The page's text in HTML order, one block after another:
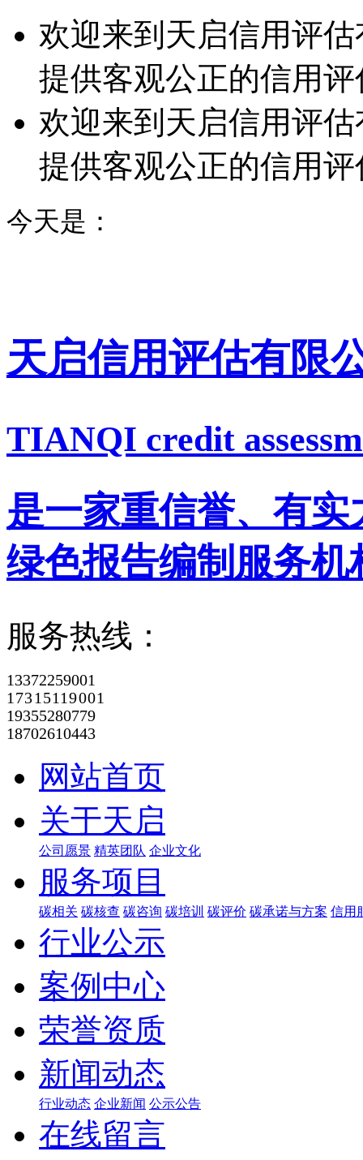
欢迎来到天启信用评
提供客观公正的信用
欢迎来到天启信用评
提供客观公正的信用
今天是：
天启信用评估有限
TIANQI credit
是一家重信誉、有
绿色报告编制服务机
服务热线：
13372259001
17315119001
19355280779
18702610443
网站首页
关于天启
公司愿景 精英团队 企业文化
服务项目
碳相关 碳核查 碳咨询 碳培训 碳评价 碳承诺与方案 信用
行业公示
案例中心
荣誉资质
新闻动态
行业动态 企业新闻 公示公告
在线留言